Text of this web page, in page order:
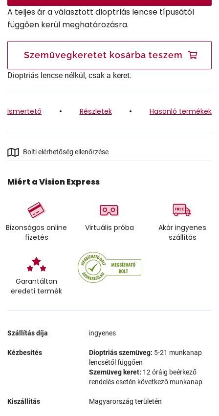
A teljes ár a választott dioptriás lencse típusától
függően kerül meghatározásra.
Szemüvegkeretet kosárba teszem
Dioptriás lencse nélkül, csak a keret.
Ismertető Részletek Hasonló termékek
Bolti elérhetőség ellenőrzése
Miért a Vision Express
Bizonságos online
fizetés
Virtuális próba
Akár ingyenes
szállítás
Garantáltan
eredeti termék
Szállítás díja ingyenes
Kézbesítés Dioptriás szemüveg: 5-21 munkanap
lencsétől függően
Szemüveg keret: 12 óráig beérkező
rendelés esetén következő munkanap
Kiszállítás Magyarország területén